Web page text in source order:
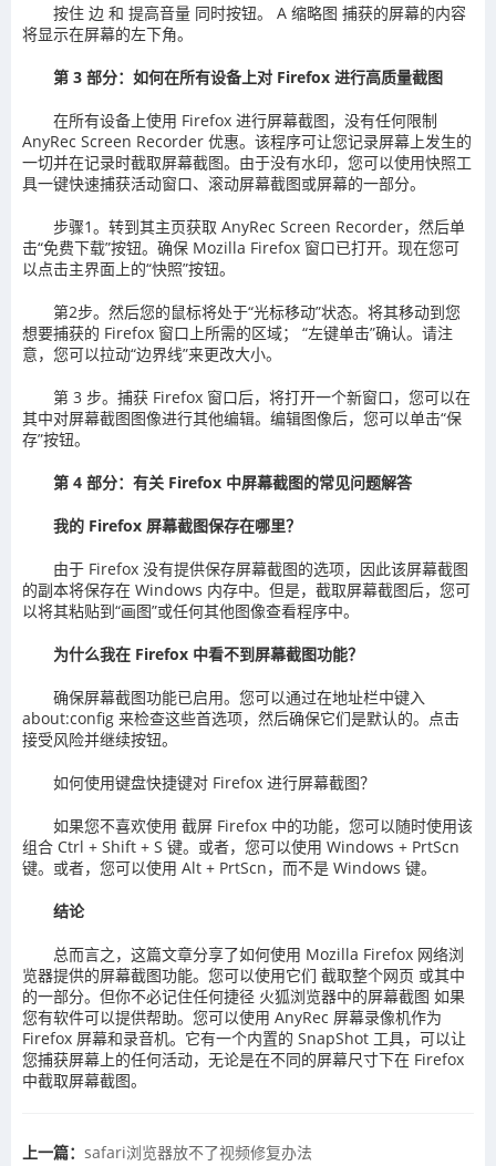
按住 边 和 提高音量 同时按钮。 A 缩略图 捕获的屏幕的内容
将显示在屏幕的左下角。
第 3 部分：如何在所有设备上对 Firefox 进行高质量截图
在所有设备上使用 Firefox 进行屏幕截图，没有任何限制
AnyRec Screen Recorder 优惠。该程序可让您记录屏幕上发生的
一切并在记录时截取屏幕截图。由于没有水印，您可以使用快照工
具一键快速捕获活动窗口、滚动屏幕截图或屏幕的一部分。
步骤1。转到其主页获取 AnyRec Screen Recorder，然后单
击“免费下载”按钮。确保 Mozilla Firefox 窗口已打开。现在您可
以点击主界面上的“快照”按钮。
第2步。然后您的鼠标将处于“光标移动”状态。将其移动到您
想要捕获的 Firefox 窗口上所需的区域； “左键单击”确认。请注
意，您可以拉动“边界线”来更改大小。
第 3 步。捕获 Firefox 窗口后，将打开一个新窗口，您可以在
其中对屏幕截图图像进行其他编辑。编辑图像后，您可以单击“保
存”按钮。
第 4 部分：有关 Firefox 中屏幕截图的常见问题解答
我的 Firefox 屏幕截图保存在哪里？
由于 Firefox 没有提供保存屏幕截图的选项，因此该屏幕截图
的副本将保存在 Windows 内存中。但是，截取屏幕截图后，您可
以将其粘贴到“画图”或任何其他图像查看程序中。
为什么我在 Firefox 中看不到屏幕截图功能？
确保屏幕截图功能已启用。您可以通过在地址栏中键入
about:config 来检查这些首选项，然后确保它们是默认的。点击
接受风险并继续按钮。
如何使用键盘快捷键对 Firefox 进行屏幕截图？
如果您不喜欢使用 截屏 Firefox 中的功能，您可以随时使用该
组合 Ctrl + Shift + S 键。或者，您可以使用 Windows + PrtScn
键。或者，您可以使用 Alt + PrtScn，而不是 Windows 键。
结论
总而言之，这篇文章分享了如何使用 Mozilla Firefox 网络浏
览器提供的屏幕截图功能。您可以使用它们 截取整个网页 或其中
的一部分。但你不必记住任何捷径 火狐浏览器中的屏幕截图 如果
您有软件可以提供帮助。您可以使用 AnyRec 屏幕录像机作为
Firefox 屏幕和录音机。它有一个内置的 SnapShot 工具，可以让
您捕获屏幕上的任何活动，无论是在不同的屏幕尺寸下在 Firefox
中截取屏幕截图。
上一篇： safari浏览器放不了视频修复办法